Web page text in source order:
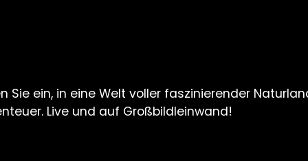
ein, in eine Welt voller faszinierender
Live und auf Großbildleinwand!